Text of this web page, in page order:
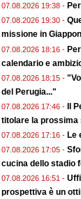
07.08.2026 19:38 -
07.08.2026 19:30 -
missione in
07.08.2026 18:16 -
calendario e
07.08.2026 18:15 -
del Perugia..."
07.08.2026 17:46 -
Il
titolare la prossima
07.08.2026 17:16 - Le
07.08.2026 17:05 -
cucina dello stadio
07.08.2026 16:51 -
prospettiva è un